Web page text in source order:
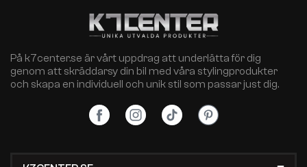
På k7center.se är vårt uppdrag att underlätta för dig
genom att skräddarsy din bil med våra stylingprodukter
och skapa en individuell och unik stil som passar just dig.